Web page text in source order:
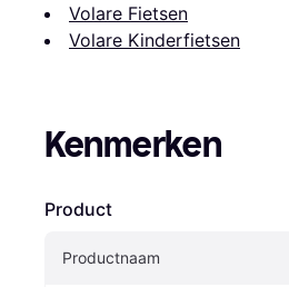
Volare Fietsen
Volare Kinderfietsen
Kenmerken
Product
Productnaam